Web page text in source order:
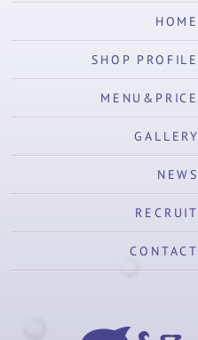
HOME
SHOP PROFILE
MENU&PRICE
GALLERY
NEWS
RECRUIT
CONTACT